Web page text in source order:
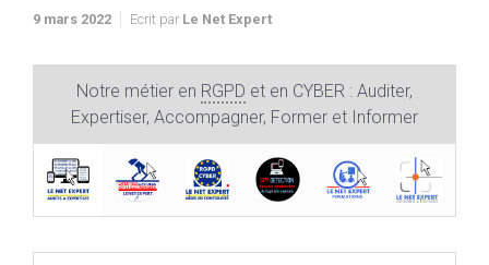
9 mars 2022 Ecrit par Le Net Expert
Notre métier en RGPD et en CYBER : Auditer,
Expertiser, Accompagner, Former et Informer